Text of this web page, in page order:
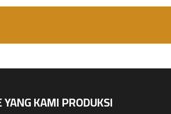
KAMI PRODUKSI